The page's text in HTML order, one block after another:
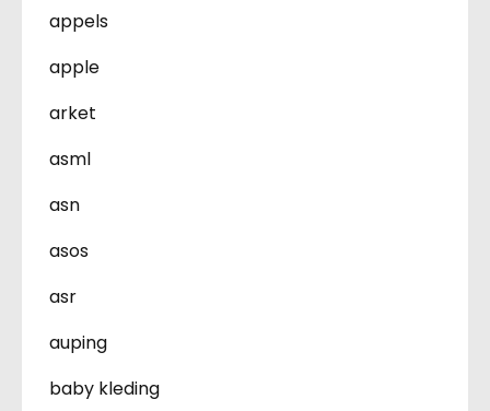
appels
apple
arket
asml
asn
asos
asr
auping
baby kleding